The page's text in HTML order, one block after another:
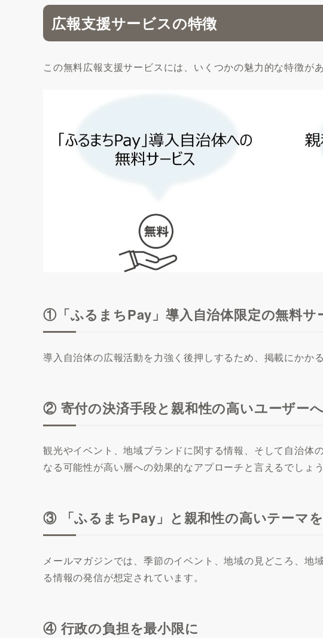
広報支援サービスの特徴
この無料広報支援サービスには、いくつかの魅力的な特徴があ
①「ふるまちPay」導入自治体限定の無料サ
導入自治体の広報活動を力強く後押しするため、掲載にかか
② 寄付の決済手段と親和性の高いユーザー
観光やイベント、地域ブランドに関する情報、そして自治体
なる可能性が高い層への効果的なアプローチと言えるでしょう
③ 「ふるまちPay」と親和性の高いテーマ
メールマガジンでは、季節のイベント、地域の見どころ、
る情報の発信が想定されています。
④ 行政の負担を最小限に